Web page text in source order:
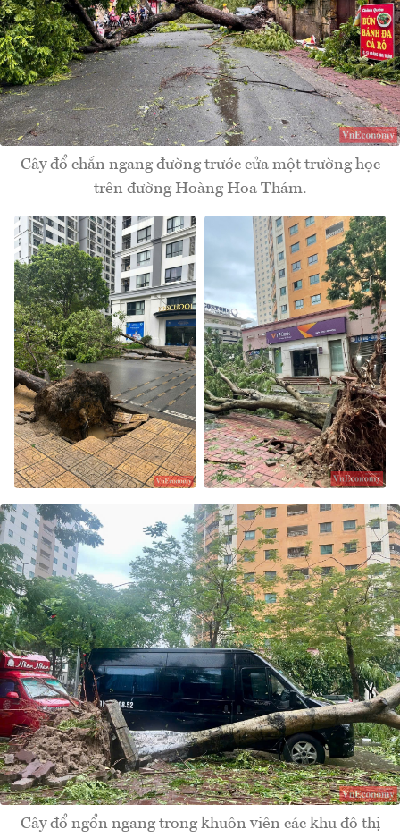
Cây đổ chắn ngang đường trước cửa một trường học
trên đường Hoàng Hoa Thám.
Cây đổ ngổn ngang trong khuôn viên các khu đô thị